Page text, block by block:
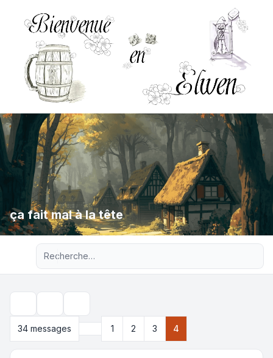
ça fait mal à la tête
Recherche avancée
34 messages
Précédente
1 2 3 4